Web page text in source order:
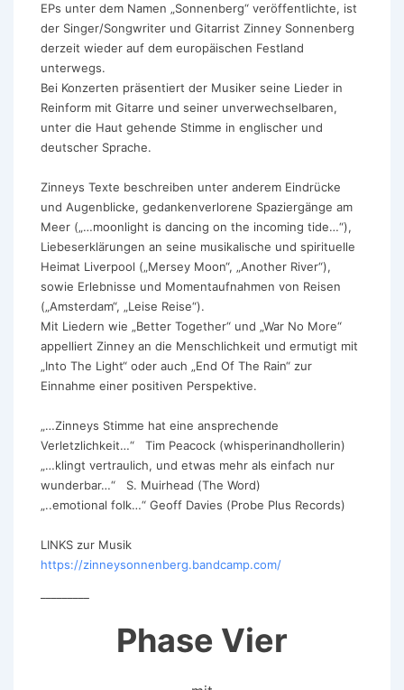
EPs unter dem Namen „Sonnenberg“ veröffentlichte, ist
der Singer/Songwriter und Gitarrist Zinney Sonnenberg
derzeit wieder auf dem europäischen Festland
unterwegs.
Bei Konzerten präsentiert der Musiker seine Lieder in
Reinform mit Gitarre und seiner unverwechselbaren,
unter die Haut gehende Stimme in englischer und
deutscher Sprache.
Zinneys Texte beschreiben unter anderem Eindrücke
und Augenblicke, gedankenverlorene Spaziergänge am
Meer („…moonlight is dancing on the incoming tide…“),
Liebeserklärungen an seine musikalische und spirituelle
Heimat Liverpool („Mersey Moon“, „Another River“),
sowie Erlebnisse und Momentaufnahmen von Reisen
(„Amsterdam“, „Leise Reise“).
Mit Liedern wie „Better Together“ und „War No More“
appelliert Zinney an die Menschlichkeit und ermutigt mit
„Into The Light“ oder auch „End Of The Rain“ zur
Einnahme einer positiven Perspektive.
„…Zinneys Stimme hat eine ansprechende
Verletzlichkeit…“ Tim Peacock (whisperinandhollerin)
„…klingt vertraulich, und etwas mehr als einfach nur
wunderbar…“ S. Muirhead (The Word)
„..emotional folk…“ Geoff Davies (Probe Plus Records)
LINKS zur Musik
https://zinneysonnenberg.bandcamp.com/
Phase Vier